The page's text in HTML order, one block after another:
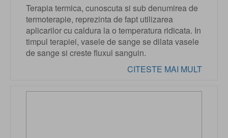
Terapia termica, cunoscuta si sub denumirea de
termoterapie, reprezinta de fapt utilizarea
aplicarilor cu caldura la o temperatura ridicata. In
timpul terapiei, vasele de sange se dilata vasele
de sange si creste fluxul sanguin.
CITESTE MAI MULT